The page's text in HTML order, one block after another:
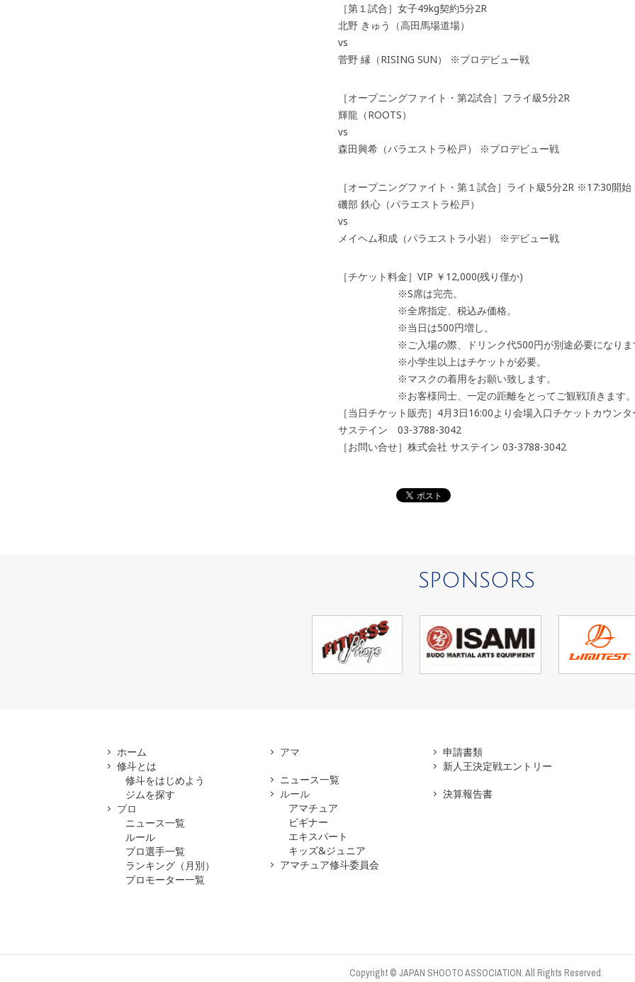
［第１試合］女子49kg契約5分2R
北野 きゅう（高田馬場道場）
vs
菅野 縁（RISING SUN） ※プロデビュー戦
［オープニングファイト・第2試合］フライ級5分2R
輝龍（ROOTS）
vs
森田興希（パラエストラ松戸） ※プロデビュー戦
［オープニングファイト・第１試合］ライト級5分2R ※17:30開始
磯部 鉄心（パラエストラ松戸）
vs
メイヘム和成（パラエストラ小岩） ※デビュー戦
［チケット料金］VIP ￥12,000(残り僅か)
※S席は完売。
※全席指定、税込み価格。
※当日は500円増し。
※ご入場の際、ドリンク代500円が別途必要になりま
※小学生以上はチケットが必要。
※マスクの着用をお願い致します。
※お客様同士、一定の距離をとってご観戦頂きます。
［当日チケット販売］4月3日16:00より会場入口チケットカウン
サステイン 03-3788-3042
［お問い合せ］株式会社 サステイン 03-3788-3042
SPONSORS
ホーム
修斗とは
修斗をはじめよう
ジムを探す
プロ
ニュース一覧
ルール
プロ選手一覧
ランキング（月別）
プロモーター一覧
アマ
ニュース一覧
ルール
アマチュア
ビギナー
エキスパート
キッズ&ジュニア
アマチュア修斗委員会
申請書類
新人王決定戦エントリー
決算報告書
Copyright © JAPAN SHOOTO ASSOCIATION. All Rights Reserved.